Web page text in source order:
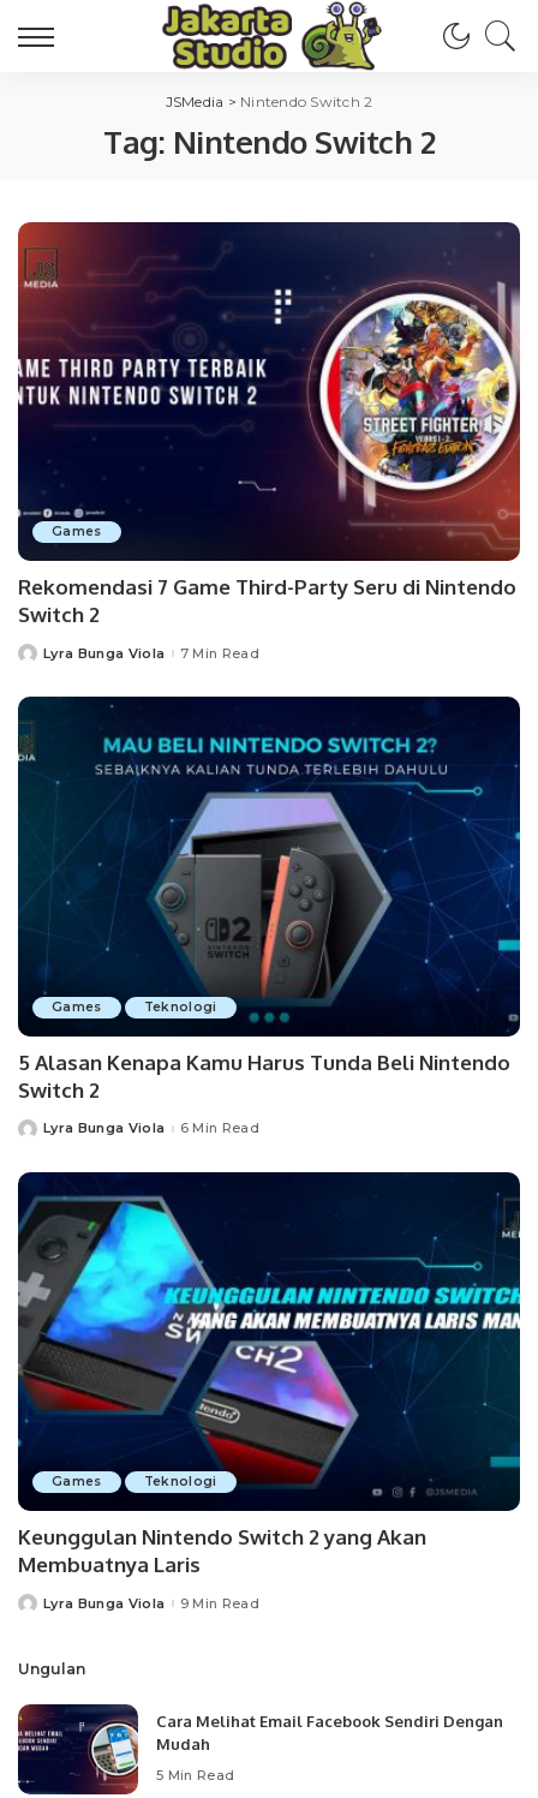
JSMedia > Nintendo Switch 2
Tag: Nintendo Switch 2
Games
Rekomendasi 7 Game Third-Party Seru di Nintendo
Switch 2
PostedLyra Bunga Viola 7 Min Read
Games Teknologi
5 Alasan Kenapa Kamu Harus Tunda Beli Nintendo
Switch 2
PostedLyra Bunga Viola 6 Min Read
Games Teknologi
Keunggulan Nintendo Switch 2 yang Akan
Membuatnya Laris
PostedLyra Bunga Viola 9 Min Read
Ungulan
Cara Melihat Email Facebook Sendiri Dengan
Mudah
5 Min Read